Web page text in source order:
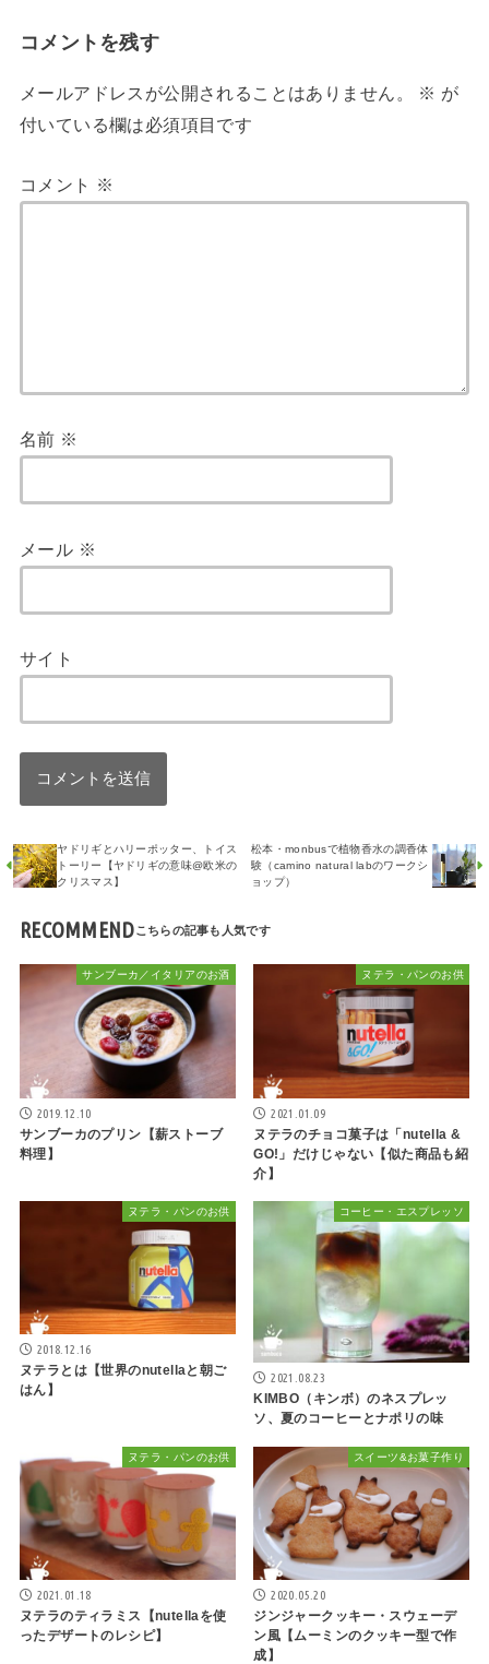
コメントを残す
メールアドレスが公開されることはありません。 ※ が
付いている欄は必須項目です
コメント ※
名前 ※
メール ※
サイト
ヤドリギとハリーポッター、トイス
トーリー【ヤドリギの意味@欧米の
クリスマス】
松本・monbusで植物香水の調香体
験（camino natural labのワークシ
ョップ）
RECOMMEND
サンブーカ／イタリアのお酒
2019.12.10
サンブーカのプリン【薪ストーブ
料理】
ヌテラ・パンのお供
2021.01.09
ヌテラのチョコ菓子は「nutella &
GO!」だけじゃない【似た商品も紹
介】
ヌテラ・パンのお供
2018.12.16
ヌテラとは【世界のnutellaと朝ご
はん】
コーヒー・エスプレッソ
2021.08.23
KIMBO（キンボ）のネスプレッ
ソ、夏のコーヒーとナポリの味
ヌテラ・パンのお供
2021.01.18
ヌテラのティラミス【nutellaを使
ったデザートのレシピ】
スイーツ&お菓子作り
2020.05.20
ジンジャークッキー・スウェーデ
ン風【ムーミンのクッキー型で作
成】